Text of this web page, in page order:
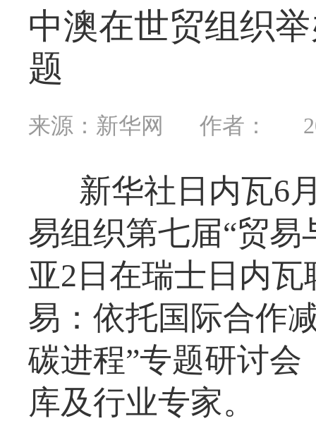
中澳在世贸组织
题
来源：新华网 作者：
新华社日内瓦6
易组织第七届“贸
亚2日在瑞士日内
易：依托国际合作
碳进程”专题研讨
库及行业专家。